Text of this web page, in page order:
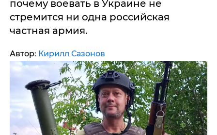
почему воевать в Украине не
стремится ни одна российская
частная армия.
Автор: Кирилл Сазонов